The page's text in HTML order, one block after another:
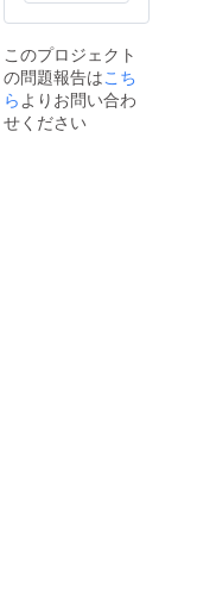
ターン
に貼付
された
ラベル
や注意
このプロジェクト
の問題報告はこち
ら よりお問い合わ
せください